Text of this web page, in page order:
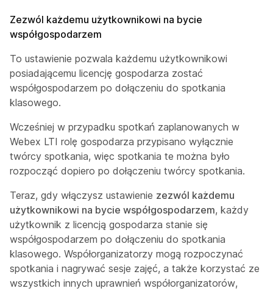
Zezwól każdemu użytkownikowi na bycie
współgospodarzem
To ustawienie pozwala każdemu użytkownikowi
posiadającemu licencję gospodarza zostać
współgospodarzem po dołączeniu do spotkania
klasowego.
Wcześniej w przypadku spotkań zaplanowanych w
Webex LTI rolę gospodarza przypisano wyłącznie
twórcy spotkania, więc spotkania te można było
rozpocząć dopiero po dołączeniu twórcy spotkania.
Teraz, gdy włączysz ustawienie zezwól każdemu
użytkownikowi na bycie współgospodarzem, każdy
użytkownik z licencją gospodarza stanie się
współgospodarzem po dołączeniu do spotkania
klasowego. Współorganizatorzy mogą rozpoczynać
spotkania i nagrywać sesje zajęć, a także korzystać ze
wszystkich innych uprawnień współorganizatorów,